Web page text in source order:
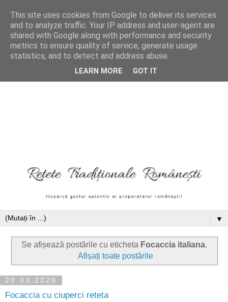
▼
Se afișează postările cu eticheta Focaccia italiana.
Afișați toate postările
20.03.2020
Focaccia cu ciuperci reteta
This site uses cookies from Google to deliver its services
and to analyze traffic. Your IP address and user-agent are
shared with Google along with performance and security
metrics to ensure quality of service, generate usage
statistics, and to detect and address abuse.
LEARN MORE GOT IT